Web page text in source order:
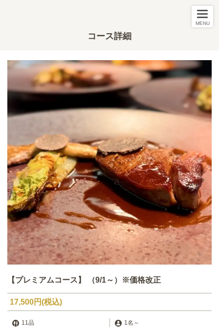
MENU
コース詳細
【プレミアムコース】 （9/1～）※価格改正
17,500円(税込)
11品 1名 ～